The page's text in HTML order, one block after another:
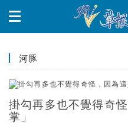
河豚
掛勾再多也不覺得奇
掌」